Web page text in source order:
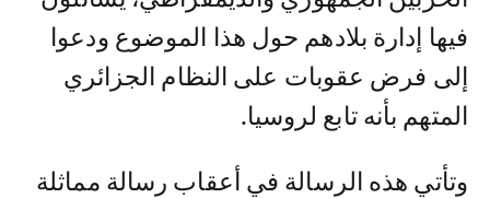
فيها إدارة بلادهم حول هذا الموضوع ودعوا
إلى فرض عقوبات على النظام الجزائري
المتهم بأنه تابع لروسيا.
وتأتي هذه الرسالة في أعقاب رسالة مماثلة